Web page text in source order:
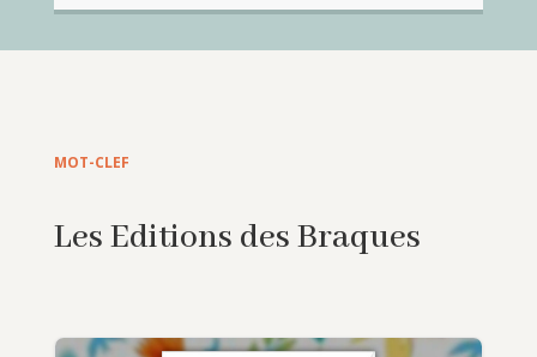
MOT-CLEF
Les Editions des Braques